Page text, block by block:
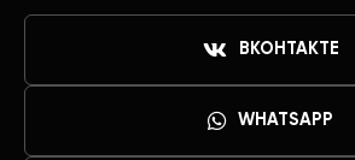
ВКОНТАКТЕ
WHATSAPP